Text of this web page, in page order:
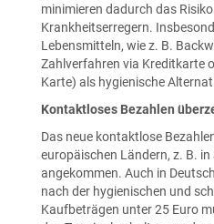
minimieren dadurch das
Krankheitserregern.
Lebensmitteln, wie z. B.
Zahlverfahren via Kreditkarte
Karte) als hygienische
Kontaktloses Bezahlen
Das neue kontaktlose
europäischen Ländern, z. B.
angekommen. Auch in
nach der hygienischen und
Kaufbeträgen unter 25 Euro